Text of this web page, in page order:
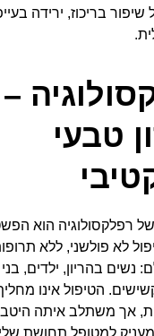
שיפור בריכוז, ירידה
–
טבעי
של רפלקסולוגיה הוא
לא פולשני, ללא
נשים בהריון, ילדים, בני
הטיפול אינו
אך משתלב איתה
למטופל תחושת